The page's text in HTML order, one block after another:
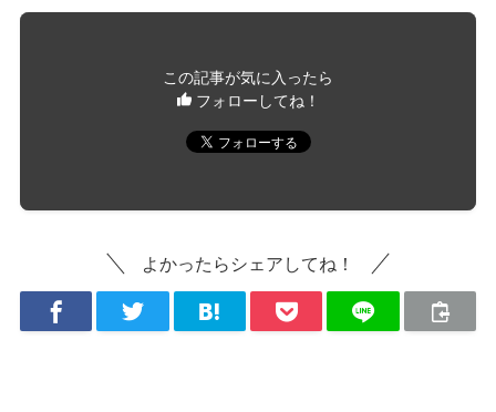
この記事が気に入ったら
フォローしてね！
よかったらシェアしてね！